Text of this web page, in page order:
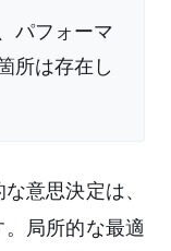
パフォーマ
所は存在し
意思決定は、
局所的な最適